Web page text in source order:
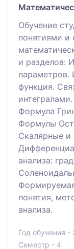
Обучение
понятиями и
и разделов:
параметров.
функция.
Формула
Формулы
Скалярные и
анализа:
понятия,
анализа.
Год обучения -
Семестр - 4